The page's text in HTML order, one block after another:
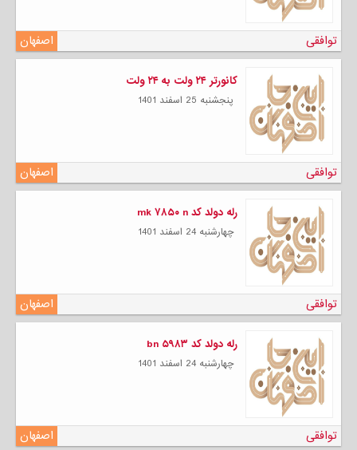
اصفهان توافقی
کانورتر ۲۴ ولت به ۲۴ ولت
پنجشنبه 25 اسفند 1401
اصفهان توافقی
رله دولد کد mk ۷۸۵۰ n
چهارشنبه 24 اسفند 1401
اصفهان توافقی
رله دولد کد bn ۵۹۸۳
چهارشنبه 24 اسفند 1401
اصفهان توافقی